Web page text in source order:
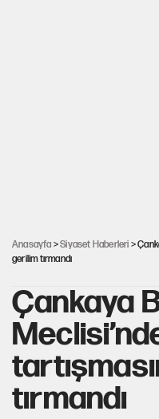
Anasayfa >Siyaset Haberleri >
gerilim tırmandı
Çankaya
tırmandı